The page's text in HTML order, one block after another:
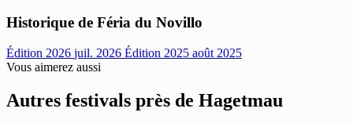
Historique de Féria du Novillo
Édition 2026 juil. 2026 Édition 2025 août 2025
Vous aimerez aussi
Autres festivals près de Hagetmau